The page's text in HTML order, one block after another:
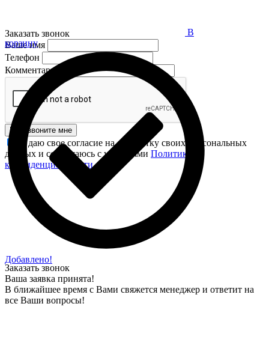
В
корзину
Добавлено!
Заказать звонок
Ваше имя
Телефон
Комментарий
Перезвоните мне
Я даю свое согласие на обработку своих персональных
данных и соглашаюсь с условиями Политики
конфиденциальности.
Заказать звонок
Ваша заявка принята!
В ближайшее время с Вами свяжется менеджер и ответит на
все Ваши вопросы!